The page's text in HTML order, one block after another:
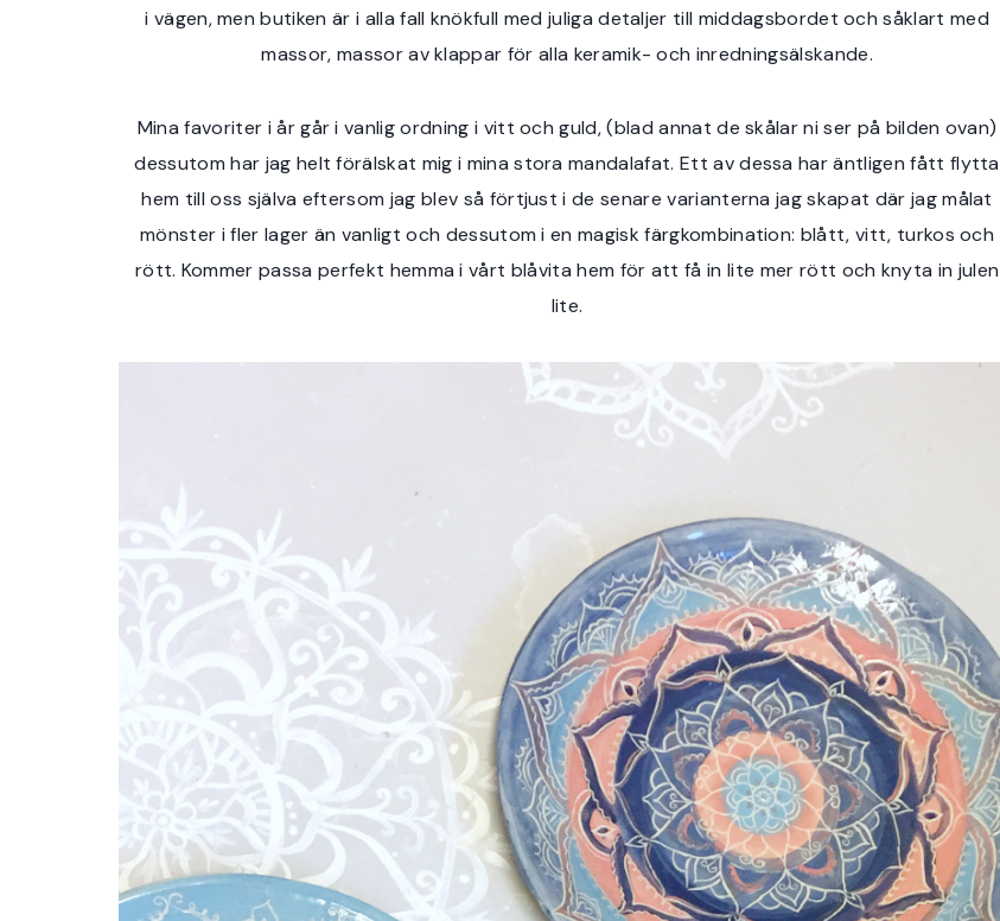
i vägen, men butiken är i alla fall knökfull med juliga detaljer till middagsbordet och såklart med
massor, massor av klappar för alla keramik- och inredningsälskande.
Mina favoriter i år går i vanlig ordning i vitt och guld, (blad annat de skålar ni ser på bilden ovan)
dessutom har jag helt förälskat mig i mina stora mandalafat. Ett av dessa har äntligen fått flytta
hem till oss själva eftersom jag blev så förtjust i de senare varianterna jag skapat där jag målat
mönster i fler lager än vanligt och dessutom i en magisk färgkombination: blått, vitt, turkos och
rött. Kommer passa perfekt hemma i vårt blåvita hem för att få in lite mer rött och knyta in julen
lite.